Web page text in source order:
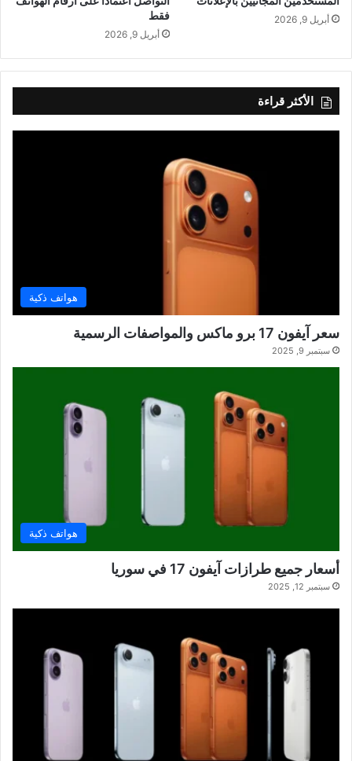
أبريل 9, 2026
فقط
أبريل 9, 2026
الأكثر قراءة
هواتف ذكية
سعر آيفون 17 برو ماكس والمواصفات الرسمية
سبتمبر 9, 2025
هواتف ذكية
أسعار جميع طرازات آيفون 17 في سوريا
سبتمبر 12, 2025